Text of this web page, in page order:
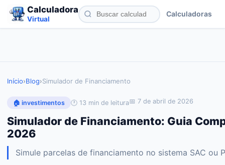
Calculadora
Virtual
Calculadoras
Início›Blog›Simulador de Financiamento
🏠 investimentos 🕐 13 min de leitura📅 7 de abril de 2026
Simulador de Financiamento: Guia
2026
Simule parcelas de financiamento no sistema SAC ou